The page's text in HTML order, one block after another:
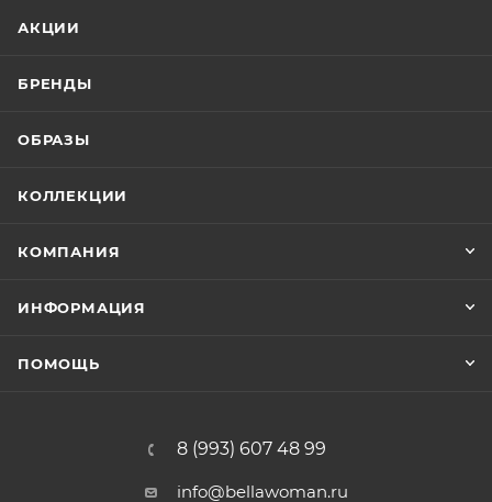
АКЦИИ
БРЕНДЫ
ОБРАЗЫ
КОЛЛЕКЦИИ
КОМПАНИЯ
ИНФОРМАЦИЯ
ПОМОЩЬ
8 (993) 607 48 99
info@bellawoman.ru